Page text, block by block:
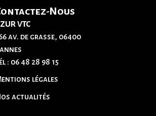
Nous
VTC
av. de grasse, 06400
: 06 48 28 98 15
légales
actualités